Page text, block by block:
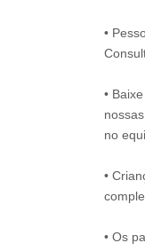
•
•
no
•
• Os